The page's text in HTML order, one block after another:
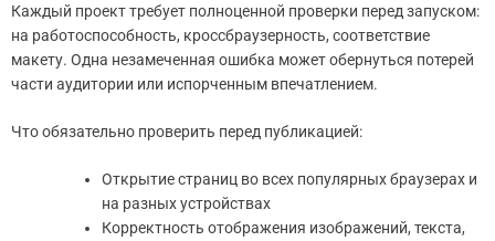
Каждый проект требует полноценной проверки перед запуском:
на работоспособность, кроссбраузерность, соответствие
макету. Одна незамеченная ошибка может обернуться потерей
части аудитории или испорченным впечатлением.
Что обязательно проверить перед публикацией:
Открытие страниц во всех популярных браузерах и
на разных устройствах
Корректность отображения изображений, текста,